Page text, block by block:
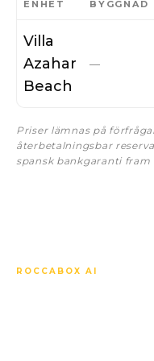
ENHET BYGGNAD
Villa
Azahar
Beach
—
Priser lämnas på
återbetalningsbar
spansk bankgaranti
ROCCABOX AI